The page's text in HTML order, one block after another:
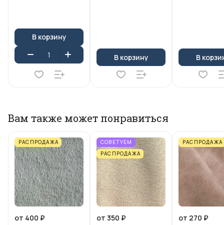
В корзину
В корзину В
Вам также может понравиться
РАСПРОДАЖА
от 400 ₽
СОВЕТУЕМ
РАСПРОДАЖА
от 350 ₽
РАСПРОДАЖА
от 270 ₽